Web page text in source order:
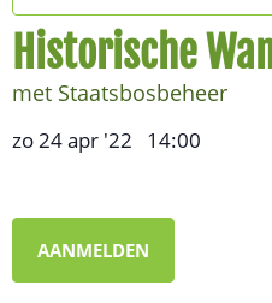
Historische
met Staatsbosbeheer
zo 24 apr '22 14:00
AANMELDEN